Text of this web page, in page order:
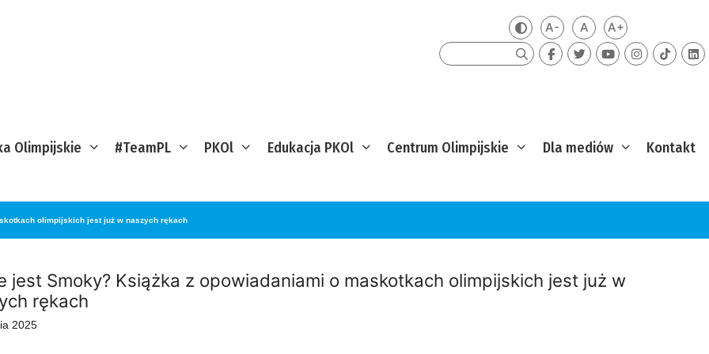
Zmień kontrast
A-Mniejsza czcionka
ADomyślna czcionka
A+Większa
Szukaj
Olimpijskie #TeamPL PKOl Edukacja PKOl Centrum Olimpijskie Dla mediów Kontakt
olimpijskich jest już w naszych rękach
jest Smoky? Książka z opowiadaniami o maskotkach olimpijskich jest już w
rękach
2025